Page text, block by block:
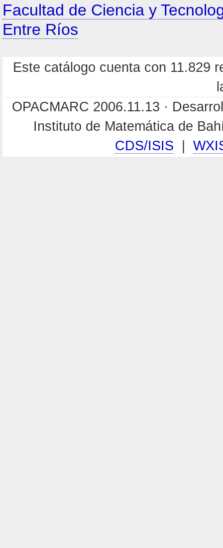
Facultad de Ciencia y
Entre Ríos
Este catálogo cuenta con 11.829
OPACMARC 2006.11.13 ·
Instituto de Matemática de
CDS/ISIS